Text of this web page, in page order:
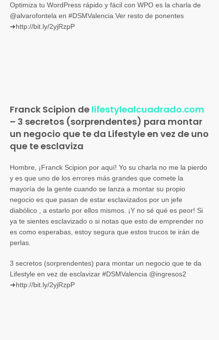
Optimiza tu WordPress rápido y fácil con WPO es la charla de
@alvarofontela en #DSMValencia Ver resto de ponentes
➜http://bit.ly/2yjRzpP
Franck Scipion de lifestylealcuadrado.com
– 3 secretos (sorprendentes) para montar
un negocio que te da Lifestyle en vez de uno
que te esclaviza
Hombre, ¡Franck Scipion por aquí! Yo su charla no me la pierdo
y es que uno de los errores más grandes que comete la
mayoría de la gente cuando se lanza a montar su propio
negocio es que pasan de estar esclavizados por un jefe
diabólico , a estarlo por ellos mismos. ¡Y no sé qué es peor! Si
ya te sientes esclavizado o si notas que esto de emprender no
es como esperabas, estoy segura que estos trucos te irán de
perlas.
3 secretos (sorprendentes) para montar un negocio que te da
Lifestyle en vez de esclavizar #DSMValencia @ingresos2
➜http://bit.ly/2yjRzpP